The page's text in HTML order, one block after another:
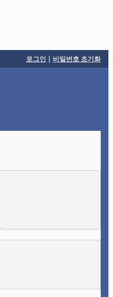
로그인 | 비밀번호 초기화